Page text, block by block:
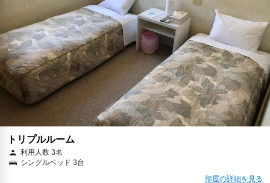
トリプルルーム
利用人数 3名
シングルベッド 3台
部屋の詳細を見る